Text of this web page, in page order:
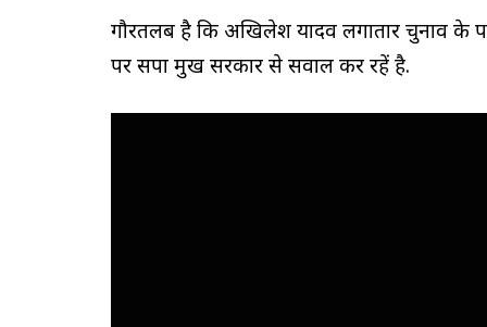
गौरतलब है कि अखिलेश यादव लगातार चुनाव के
पर सपा प्रमुख सरकार से सवाल कर रहें है.